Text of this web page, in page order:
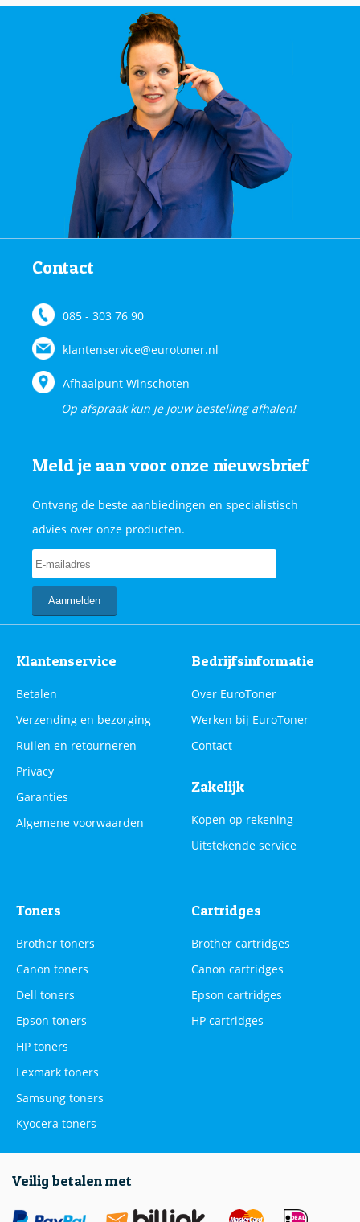
Contact
085 - 303 76 90
klantenservice@eurotoner.nl
Afhaalpunt Winschoten
Op afspraak kun je jouw bestelling afhalen!
Meld je aan voor onze nieuwsbrief
Ontvang de beste aanbiedingen en specialistisch
advies over onze producten.
Klantenservice
Betalen
Verzending en bezorging
Ruilen en retourneren
Privacy
Garanties
Algemene voorwaarden
Bedrijfsinformatie
Over EuroToner
Werken bij EuroToner
Contact
Zakelijk
Kopen op rekening
Uitstekende service
Toners
Brother toners
Canon toners
Dell toners
Epson toners
HP toners
Lexmark toners
Samsung toners
Kyocera toners
Cartridges
Brother cartridges
Canon cartridges
Epson cartridges
HP cartridges
Veilig betalen met